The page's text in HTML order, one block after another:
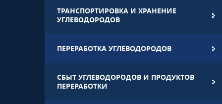
ТРАНСПОРТИРОВКА И ХРАНЕНИЕ
УГЛЕВОДОРОДОВ
ПЕРЕРАБОТКА УГЛЕВОДОРОДОВ
СБЫТ УГЛЕВОДОРОДОВ И ПРОДУКТОВ
ПЕРЕРАБОТКИ